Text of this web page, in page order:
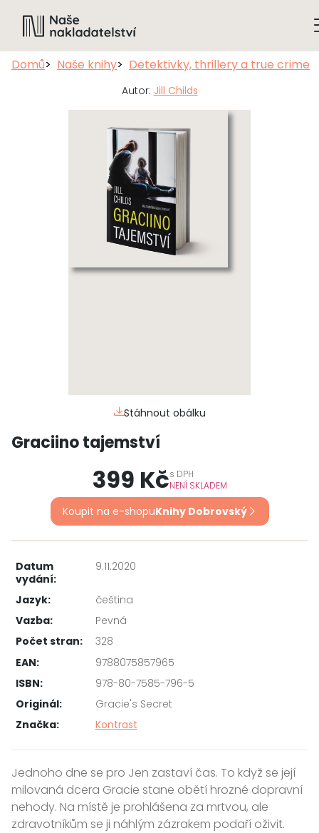
Domů Naše knihy Detektivky, thrillery a true crime
Autor: Jill Childs
Stáhnout obálku
Graciino tajemství
399 Kčs DPH
NENÍ SKLADEM
Koupit na e-shopuKnihy Dobrovský
Datum
vydání:
9.11.2020
Jazyk:
čeština
Vazba:
Pevná
Počet stran:
328
EAN:
9788075857965
ISBN:
978-80-7585-796-5
Originál:
Gracie's Secret
Značka:
Kontrast
Jednoho dne se pro Jen zastaví čas. To když se její
milovaná dcera Gracie stane obětí hrozné dopravní
nehody. Na místě je prohlášena za mrtvou, ale
zdravotníkům se ji náhlým zázrakem podaří oživit.